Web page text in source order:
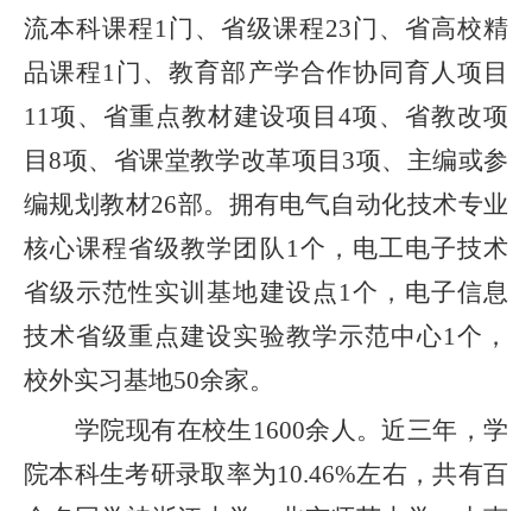
流本科课程1门、 省级课程23门、省高校精
品课程1门、教育部产学合作协同育人项目
11项、省重点教材建设项目4项、省教改项
目8项、省课堂教学改革项目3项、主编或参
编规划教材26部。拥有电气自动化技术专业
核心课程省级教学团队1个，电工电子技术
省级示范性实训基地建设点1个，电子信息
技术省级重点建设实验教学示范中心1个，
校外实习基地50余家。
学院现有在校生 1600余人。近三年，学
院本科生考研录取率为10.46%左右，共有百